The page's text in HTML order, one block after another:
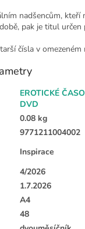
nadšencům, kteří
pak je titul určen
čísla v omezeném
EROTICKÉ
DVD
0.08 kg
9771211004002
Inspirace
4/2026
1.7.2026
A4
48